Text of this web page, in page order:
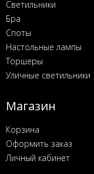
Светильники
Бра
Споты
Настольные лампы
Торшеры
Уличные светильники
Магазин
Корзина
Оформить заказ
Личный кабинет